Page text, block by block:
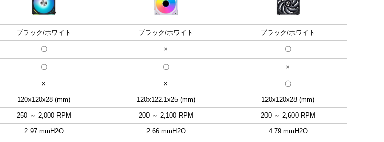
ブラック/ホワイト ブラック/ホワイト
ブラック/ホワイト
〇 ×
〇
〇 〇 ×
× × 〇
120x120x28 (mm) 120x122.1x25 (mm) 120x120x28 (mm)
250 ～ 2,000 RPM 200 ～ 2,100 RPM 200 ～ 2,600 RPM
2.97 mmH2O 2.66 mmH2O 4.79 mmH2O